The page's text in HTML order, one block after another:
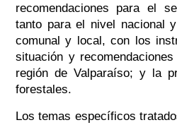
recomendaciones para el
tanto para el nivel nacional
comunal y local, con los
situación y
región de Valparaíso; y la
forestales.
Los temas específicos